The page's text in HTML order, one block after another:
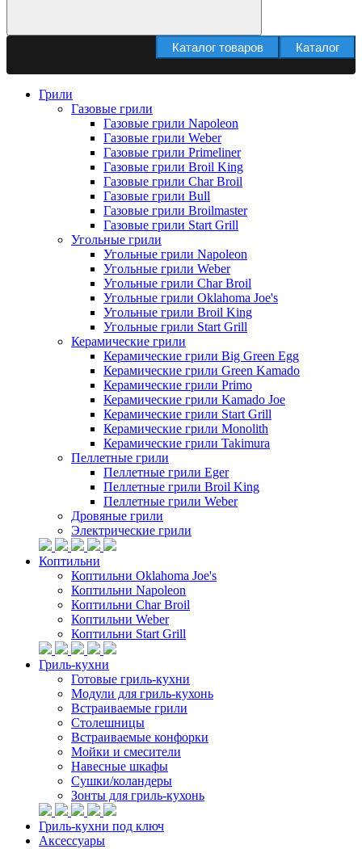
Каталог
Каталог товаров
Грили
Газовые грили
Газовые грили Napoleon
Газовые грили Weber
Газовые грили Primeliner
Газовые грили Broil King
Газовые грили Char Broil
Газовые грили Bull
Газовые грили Broilmaster
Газовые грили Start Grill
Угольные грили
Угольные грили Napoleon
Угольные грили Weber
Угольные грили Char Broil
Угольные грили Oklahoma Joe's
Угольные грили Broil King
Угольные грили Start Grill
Керамические грили
Керамические грили Big Green Egg
Керамические грили Green Kamado
Керамические грили Primo
Керамические грили Kamado Joe
Керамические грили Start Grill
Керамические грили Monolith
Керамические грили Takimura
Пеллетные грили
Пеллетные грили Eger
Пеллетные грили Broil King
Пеллетные грили Weber
Дровяные грили
Электрические грили
Коптильни
Коптильни Oklahoma Joe's
Коптильни Napoleon
Коптильни Char Broil
Коптильни Weber
Коптильни Start Grill
Гриль-кухни
Готовые гриль-кухни
Модули для гриль-кухонь
Встраиваемые грили
Столешницы
Встраиваемые конфорки
Мойки и смесители
Навесные шкафы
Сушки/коландеры
Зонты для гриль-кухонь
Гриль-кухни под ключ
Аксессуары